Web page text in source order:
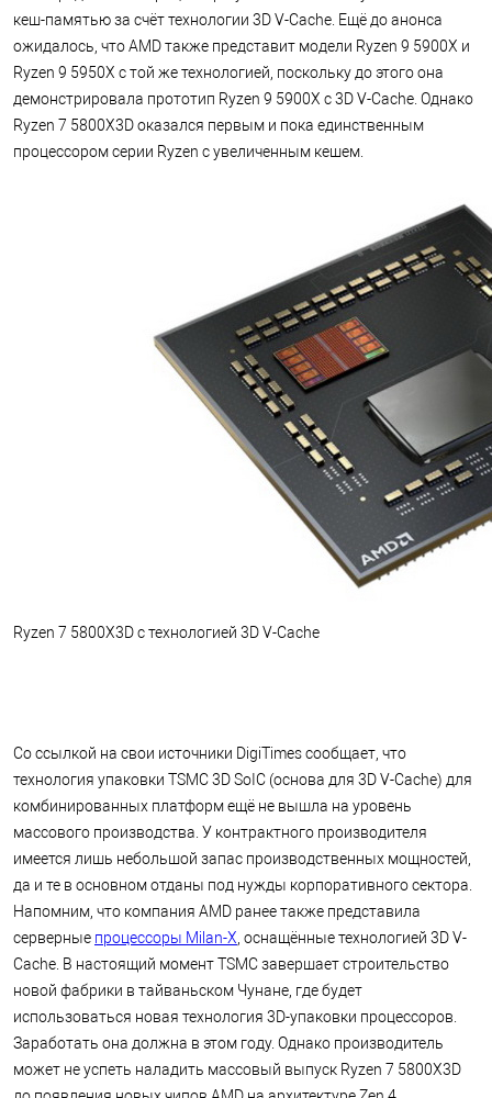
кеш-памятью за счёт технологии 3D V-Cache. Ещё до анонса
ожидалось, что AMD также представит модели Ryzen 9 5900X и
Ryzen 9 5950X с той же технологией, поскольку до этого она
демонстрировала прототип Ryzen 9 5900X c 3D V-Cache. Однако
Ryzen 7 5800X3D оказался первым и пока единственным
процессором серии Ryzen с увеличенным кешем.
Ryzen 7 5800X3D с технологией 3D V-Cache
Со ссылкой на свои источники DigiTimes сообщает, что
технология упаковки TSMC 3D SoIC (основа для 3D V-Cache) для
комбинированных платформ ещё не вышла на уровень
массового производства. У контрактного производителя
имеется лишь небольшой запас производственных мощностей,
да и те в основном отданы под нужды корпоративного сектора.
Напомним, что компания AMD ранее также представила
серверные процессоры Milan-X , оснащённые технологией 3D V-
Cache. В настоящий момент TSMC завершает строительство
новой фабрики в тайваньском Чунане, где будет
использоваться новая технология 3D-упаковки процессоров.
Заработать она должна в этом году. Однако производитель
может не успеть наладить массовый выпуск Ryzen 7 5800X3D